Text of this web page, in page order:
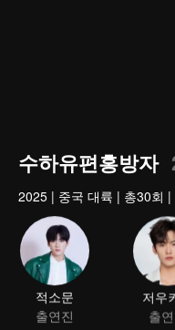
수하유편홍방자
2025 | 중국 대륙 | 총30회 |
적소문
출연진
저우
출